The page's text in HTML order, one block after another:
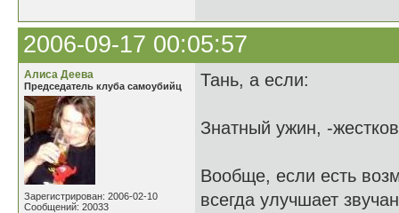
2006-09-17 00:05:57
Алиса Деева
Председатель клуба самоубийц
Зарегистрирован: 2006-02-10
Сообщений: 20033
Тань, а если:
Знатный ужин, -
Вообще, если есть
всегда улучшает